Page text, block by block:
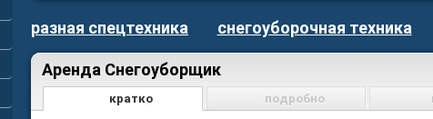
разная спецтехника снегоуборочная техника
Аренда Снегоуборщик
кратко подробно